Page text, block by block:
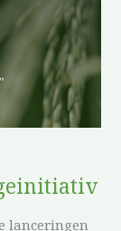
lanceringen